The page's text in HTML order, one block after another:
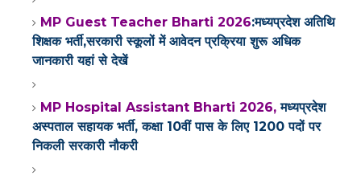
MP Guest Teacher Bharti 2026:मध्यप्रदेश अतिथि
शिक्षक भर्ती,सरकारी स्कूलों में आवेदन प्रक्रिया शुरू अधिक
जानकारी यहां से देखें
MP Hospital Assistant Bharti 2026,मध्यप्रदेश
अस्पताल सहायक भर्ती, कक्षा 10वीं पास के लिए 1200 पदों पर
निकली सरकारी नौकरी